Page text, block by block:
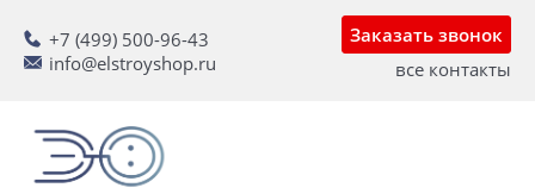
+7 (499) 500-96-43
info@elstroyshop.ru
Заказать звонок
все контакты